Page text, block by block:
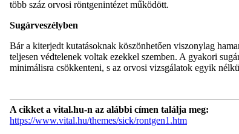
több száz orvosi röntgenintézet működött.
Sugárveszélyben
Bár a kiterjedt kutatásoknak köszönhetően viszonylag
teljesen védtelenek voltak ezekkel szemben. A gyakori
minimálisra csökkenteni, s az orvosi vizsgálatok egyik
A cikket a vital.hu-n az alábbi címen találja meg:
https://www.vital.hu/themes/sick/rontgen1.htm